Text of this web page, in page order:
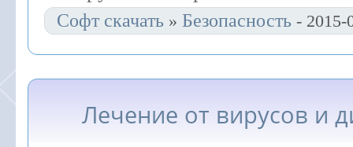
Софт скачать » Безопасность - 2015-
Лечение от вирусов и